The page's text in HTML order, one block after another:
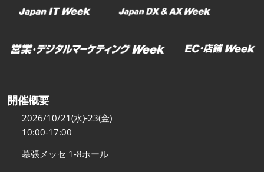
開催概要
2026/10/21(水)-23(金)
10:00-17:00
幕張メッセ 1-8ホール